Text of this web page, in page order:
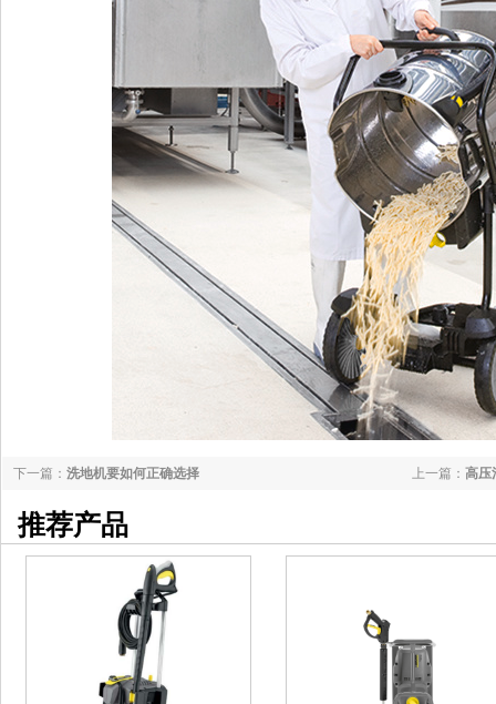
上一篇： 高压
下一篇： 洗地机要如何正确选择
推荐产品